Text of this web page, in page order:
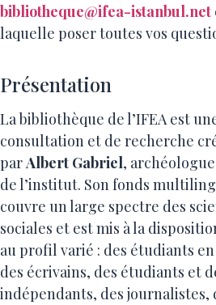
bibliotheque@ifea-istanbul.net
laquelle poser toutes vos
Présentation
La bibliothèque de l’IFEA est
consultation et de recherche
parAlbert Gabriel,
de l’institut. Son fonds
couvre un large spectre des
sociales et est mis à la
au profil varié : des étudiants
des écrivains, des étudiants et
indépendants, des journalistes,